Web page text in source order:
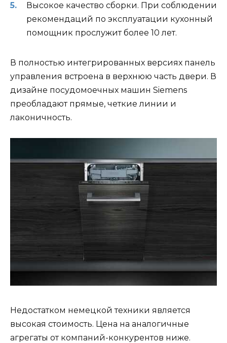
Высокое качество сборки. При соблюдении
рекомендаций по эксплуатации кухонный
помощник прослужит более 10 лет.
В полностью интегрированных версиях панель
управления встроена в верхнюю часть двери. В
дизайне посудомоечных машин Siemens
преобладают прямые, четкие линии и
лаконичность.
Недостатком немецкой техники является
высокая стоимость. Цена на аналогичные
агрегаты от компаний-конкурентов ниже.